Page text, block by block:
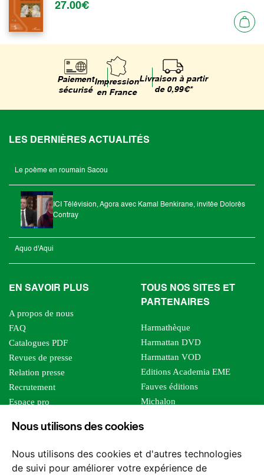
Nous utilisons des cookies
Nous utilisons des cookies et d'autres technologies
de suivi pour améliorer votre expérience de
27.00€
Paiement
sécurisé
Impression
en France
Livraison à partir
de 0,99€*
LES DERNIÈRES ACTUALITÉS
Le poème en roumain Sacou
ICI Télévision, Agora avec Kamal Benkirane, invitée Dolorès
Contray
Aquo d'Aqui
EN SAVOIR PLUS
A propos de nous
FAQ
Catalogues PDF
Revues de presse
Relation presse
Recrutement
Espace pro
Foreign rights
TOUS NOS SITES ET
PARTENAIRES
Harmathèque
Harmattan DVD
Harmattan VOD
Editions Academia EME
Fauves éditions
Michalon
Editions Sutton
Les impliqués